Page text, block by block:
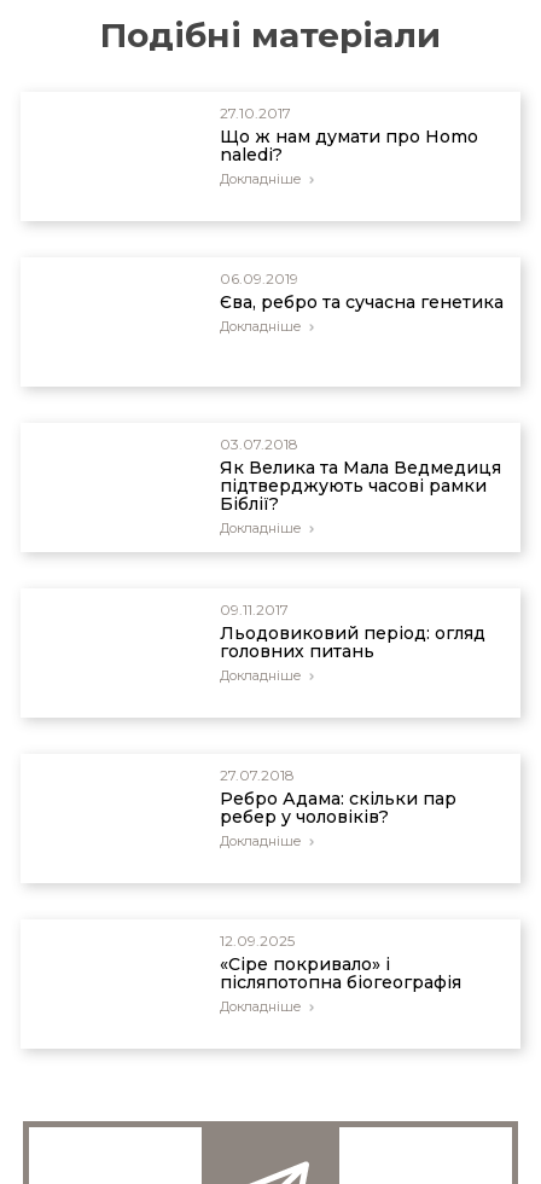
Подібні матеріали
27.10.2017
Що ж нам думати про Homo
naledi?
Докладніше
06.09.2019
Єва, ребро та сучасна генетика
Докладніше
03.07.2018
Як Велика та Мала Ведмедиця
підтверджують часові рамки
Біблії?
Докладніше
09.11.2017
Льодовиковий період: огляд
головних питань
Докладніше
27.07.2018
Ребро Адама: скільки пар
ребер у чоловіків?
Докладніше
12.09.2025
«Сіре покривало» і
післяпотопна біогеографія
Докладніше